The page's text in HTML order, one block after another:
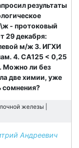
результаты
- протоковый
29 декабря:
м/ж 3. ИГХИ
4. СА125 < 0,25
Можно ли без
две химии, уже
сомнения?
железы |
Андреевич